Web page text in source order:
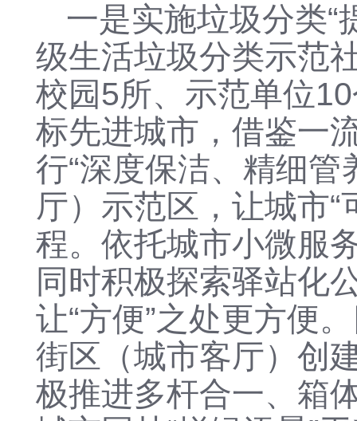
一是实施垃圾分类“
级生活垃圾分类示范
校园5所、示范单位
标先进城市，借鉴一
行“深度保洁、精细管
厅）示范区 ， 让城市“
程。依托城市小微服
同时积极探索驿站化
让“方便”之处更方便。
街区（城市客厅）创
极推进多杆合一、箱